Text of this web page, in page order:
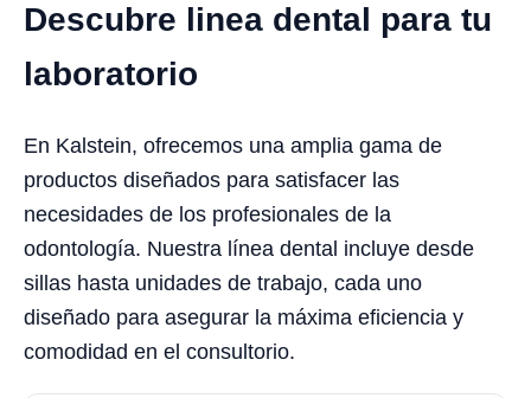
Descubre linea dental para tu
laboratorio
En Kalstein, ofrecemos una amplia gama de
productos diseñados para satisfacer las
necesidades de los profesionales de la
odontología. Nuestra línea dental incluye desde
sillas hasta unidades de trabajo, cada uno
diseñado para asegurar la máxima eficiencia y
comodidad en el consultorio.